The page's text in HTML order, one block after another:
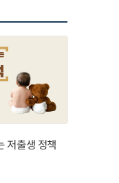
저출생 정책